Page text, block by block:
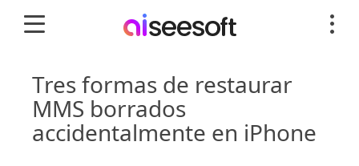
Tres formas de restaurar
MMS borrados
accidentalmente en iPhone